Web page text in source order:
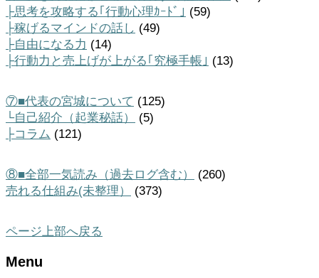
├思考を攻略する｢行動心理ｶｰﾄﾞ｣ (59)
├稼げるマインドの話し (49)
├自由になる力 (14)
├行動力と売上げが上がる｢究極手帳｣ (13)
⑦■代表の宮城について (125)
└自己紹介（起業秘話）
(5)
├コラム (121)
⑧■全部一気読み（過去ログ含む）
(260)
売れる仕組み(未整理）
(373)
ページ上部へ戻る
Menu